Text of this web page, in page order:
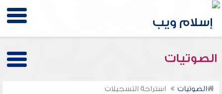
الصوتيات
الصوتيات استراحة التسجيلات